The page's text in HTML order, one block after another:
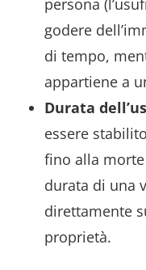
godere
di tempo,
appartiene a
Durata
essere
fino alla
durata di una
direttamente
proprietà.